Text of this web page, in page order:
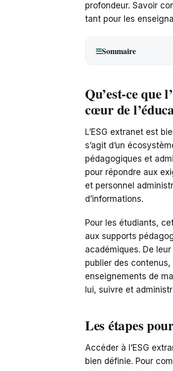
profondeur. Savoir
tant pour les
☰Sommaire
Qu’est-ce que
cœur de
L’ESG extranet est
s’agit d’un
pédagogiques et
pour répondre aux
et personnel
d’informations.
Pour les étudiants,
aux supports
académiques. De
publier des
enseignements de
lui, suivre et
Les étapes
Accéder à l’ESG
bien définie. Pour